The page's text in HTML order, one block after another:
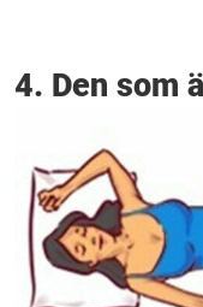
4. Den som